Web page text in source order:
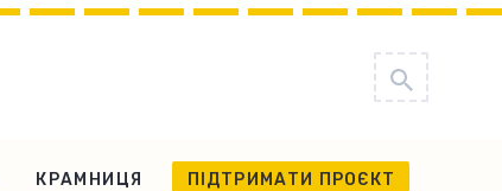
КРАМНИЦЯ ПІДТРИМАТИ ПРОЄКТ